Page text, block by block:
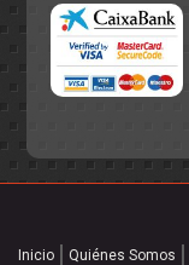
Inicio Quiénes Somos